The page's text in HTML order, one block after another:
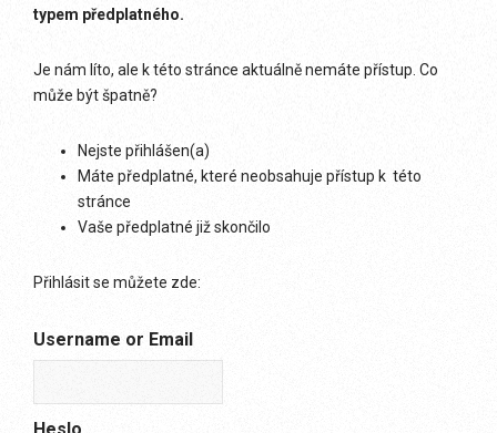
typem předplatného.
Je nám líto, ale k této stránce aktuálně nemáte přístup. Co
může být špatně?
Nejste přihlášen(a)
Máte předplatné, které neobsahuje přístup k této
stránce
Vaše předplatné již skončilo
Přihlásit se můžete zde:
Username or Email